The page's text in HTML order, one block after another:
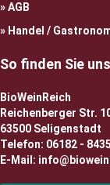
AGB
Handel /
So finden Sie uns
BioWeinReich
Reichenberger Str.
63500 Seligenstadt
Telefon: 06182 -
E-Mail: